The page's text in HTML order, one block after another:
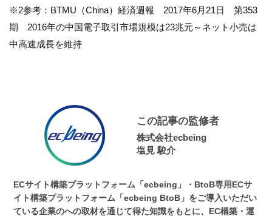
※2参考：BTMU（China）経済週報 2017年6月21日 第353
期 2016年の中国電子取引市場規模は23兆元～ネット小売は
中高速成長を維持
この記事の監修者
株式会社ecbeing
塩見 駿介
ECサイト構築プラットフォーム「ecbeing」・BtoB専用ECサ
イト構築プラットフォーム「ecbeing BtoB」をご導入いただい
ている企業のへの取材を通じて得た知識をもとに、EC構築・運